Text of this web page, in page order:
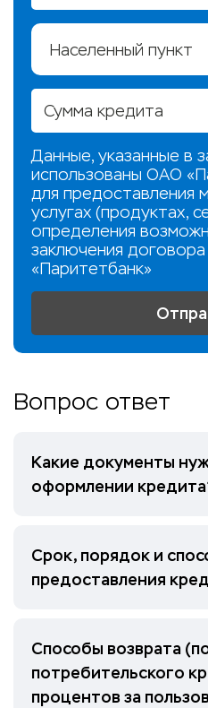
Данные, указанные в
использованы ОАО
для предоставления
услугах (продуктах,
определения
заключения
«Паритетбанк»
Вопрос ответ
Какие документы
оформлении
Срок, порядок и
предоставления
Способы возврата
потребительского
процентов за